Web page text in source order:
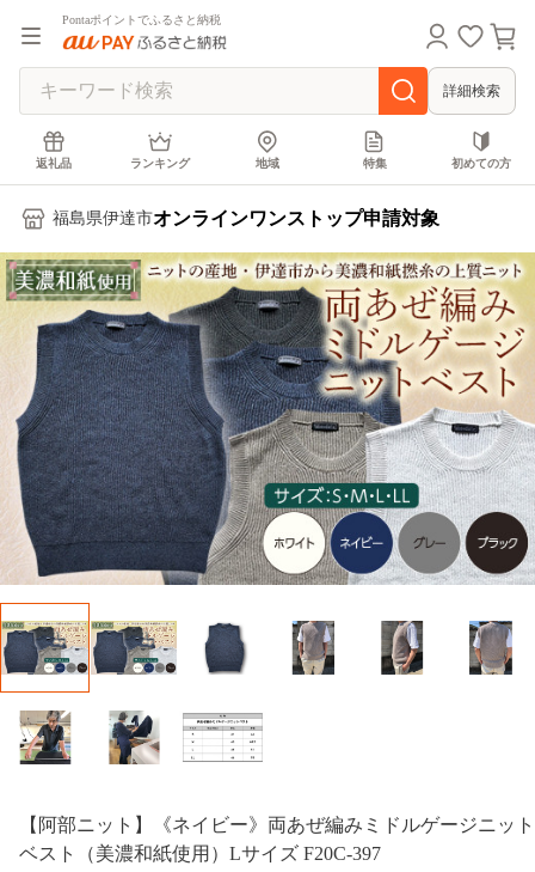
Pontaポイントでふるさと納税
詳細検索
返礼品 ランキング 地域 特集 初めての方
福島県伊達市オンラインワンストップ申請対象
【阿部ニット】《ネイビー》両あぜ編みミドルゲージニット
ベスト（美濃和紙使用）Lサイズ F20C-397